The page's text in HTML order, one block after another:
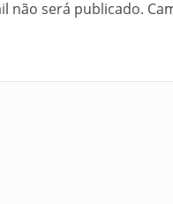
não será publicado.